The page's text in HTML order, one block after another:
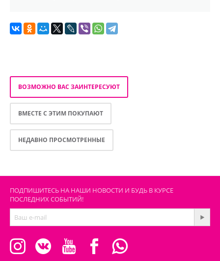
ВОЗМОЖНО ВАС ЗАИНТЕРЕСУЮТ
ВМЕСТЕ С ЭТИМ ПОКУПАЮТ
НЕДАВНО ПРОСМОТРЕННЫЕ
ПОДПИШИТЕСЬ НА НАШИ НОВОСТИ И БУДЬ В КУРСЕ
ПОСЛЕДНИХ СОБЫТИЙ!